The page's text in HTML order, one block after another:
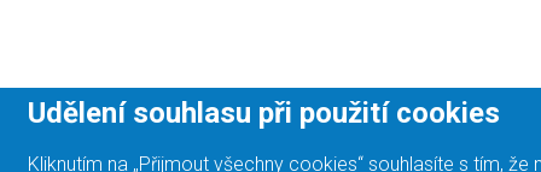
Udělení souhlasu při použití cookies
Kliknutím na „Přijmout všechny cookies“ souhlasíte s tím,